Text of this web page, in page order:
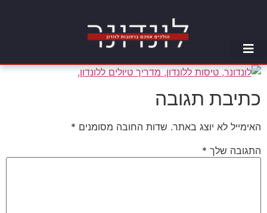
כתיבת תגובה
האימייל לא יוצג באתר. שדות החובה מסומנים *
התגובה שלך *